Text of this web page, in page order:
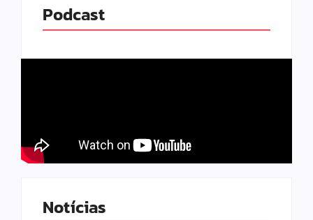
Podcast
Notícias